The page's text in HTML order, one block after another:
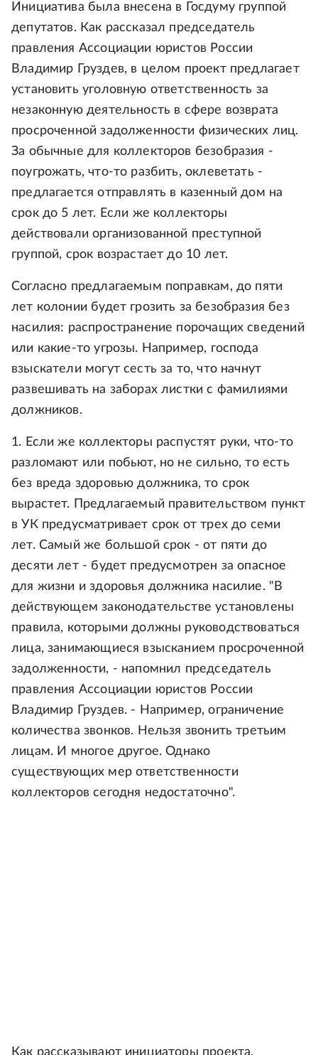
Инициатива была внесена в Госдуму группой
депутатов. Как рассказал председатель
правления Ассоциации юристов России
Владимир Груздев, в целом проект предлагает
установить уголовную ответственность за
незаконную деятельность в сфере возврата
просроченной задолженности физических лиц.
За обычные для коллекторов безобразия -
поугрожать, что-то разбить, оклеветать -
предлагается отправлять в казенный дом на
срок до 5 лет. Если же коллекторы
действовали организованной преступной
группой, срок возрастает до 10 лет.
Согласно предлагаемым поправкам, до пяти
лет колонии будет грозить за безобразия без
насилия: распространение порочащих сведений
или какие-то угрозы. Например, господа
взыскатели могут сесть за то, что начнут
развешивать на заборах листки с фамилиями
должников.
1. Если же коллекторы распустят руки, что-то
разломают или побьют, но не сильно, то есть
без вреда здоровью должника, то срок
вырастет. Предлагаемый правительством пункт
в УК предусматривает срок от трех до семи
лет. Самый же большой срок - от пяти до
десяти лет - будет предусмотрен за опасное
для жизни и здоровья должника насилие. "В
действующем законодательстве установлены
правила, которыми должны руководствоваться
лица, занимающиеся взысканием просроченной
задолженности, - напомнил председатель
правления Ассоциации юристов России
Владимир Груздев. - Например, ограничение
количества звонков. Нельзя звонить третьим
лицам. И многое другое. Однако
существующих мер ответственности
коллекторов сегодня недостаточно".
Как рассказывают инициаторы проекта,